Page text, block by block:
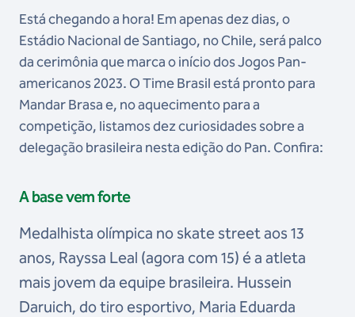
Está chegando a hora! Em apenas dez dias, o
Estádio Nacional de Santiago, no Chile, será palco
da cerimônia que marca o início dos Jogos Pan-
americanos 2023. O Time Brasil está pronto para
Mandar Brasa e, no aquecimento para a
competição, listamos dez curiosidades sobre a
delegação brasileira nesta edição do Pan. Confira:
A base vem forte
Medalhista olímpica no skate street aos 13
anos, Rayssa Leal (agora com 15) é a atleta
mais jovem da equipe brasileira. Hussein
Daruich, do tiro esportivo, Maria Eduarda